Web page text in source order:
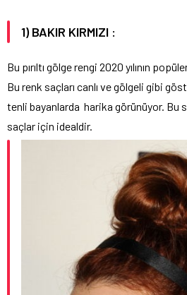
1) BAKIR KIRMIZI :
Bu pırıltı gölge rengi 2020 yılının
Bu renk saçları canlı ve gölgeli gibi
tenli bayanlarda harika görünüyor. Bu
saçlar için idealdir.